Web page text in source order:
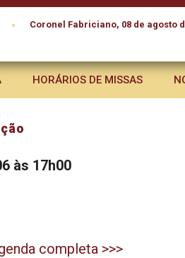
• Coronel Fabriciano, 08 de agosto
HORÁRIOS DE MISSAS
às 17h00
completa >>>